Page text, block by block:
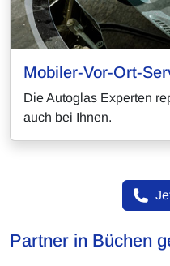
Mobiler-Vor-Ort-
Die Autoglas Experten
auch bei Ihnen.
Partner in Büchen